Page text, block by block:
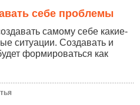
себе проблемы
самому себе какие-
ситуации. Создавать и
формироваться как